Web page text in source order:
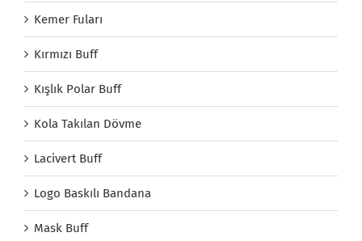
Kemer Fuları
Kırmızı Buff
Kışlık Polar Buff
Kola Takılan Dövme
Lacivert Buff
Logo Baskılı Bandana
Mask Buff